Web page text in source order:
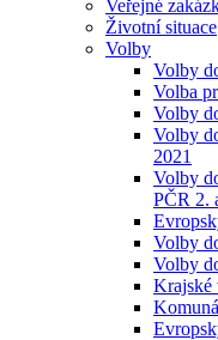
Veřejné
Životní situace
Volby
Volby
Volba
Volby
Volby
2021
Volby
PČR 2.
Volby
Volby
Krajské